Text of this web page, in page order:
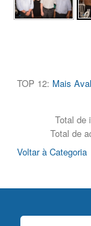
TOP 12: Mais
Total de
Total de
Voltar à Categoria